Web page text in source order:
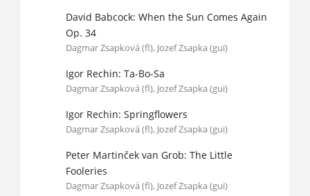
David Babcock: When the Sun Comes Again
Op. 34
Dagmar Zsapková (fl), Jozef Zsapka (gui)
Igor Rechin: Ta-Bo-Sa
Dagmar Zsapková (fl), Jozef Zsapka (gui)
Igor Rechin: Springflowers
Dagmar Zsapková (fl), Jozef Zsapka (gui)
Peter Martinček van Grob: The Little
Fooleries
Dagmar Zsapková (fl), Jozef Zsapka (gui)